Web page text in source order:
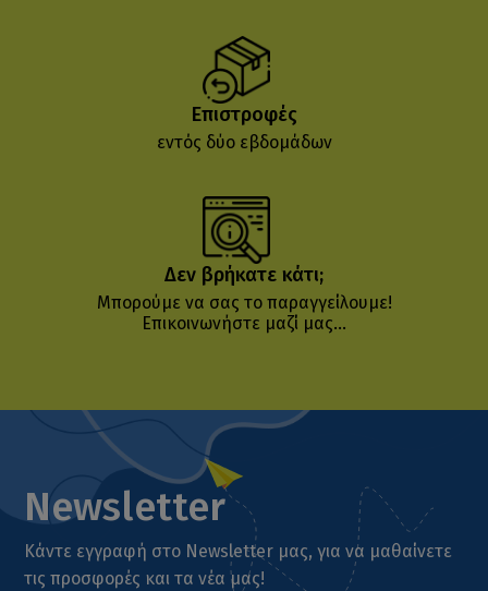
Επιστροφές
εντός δύο εβδομάδων
Δεν βρήκατε κάτι;
Μπορούμε να σας το παραγγείλουμε!
Επικοινωνήστε μαζί μας...
Newsletter
Κάντε εγγραφή στο Newsletter μας, για να μαθαίνετε
τις προσφορές και τα νέα μας!